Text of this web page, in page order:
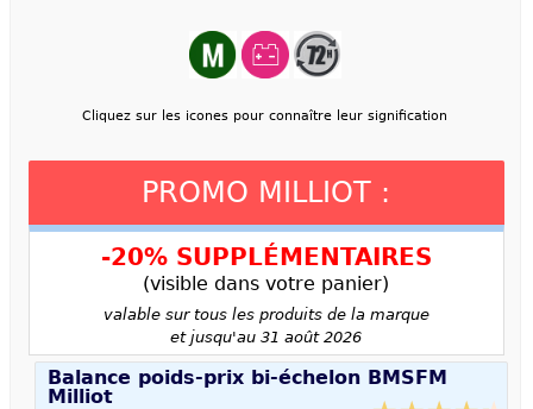
Cliquez sur les icones pour connaître leur signification
PROMO MILLIOT :
-20% SUPPLÉMENTAIRES
(visible dans votre panier)
valable sur tous les produits de la marque
et jusqu'au 31 août 2026
Balance poids-prix bi-échelon BMSFM
Milliot